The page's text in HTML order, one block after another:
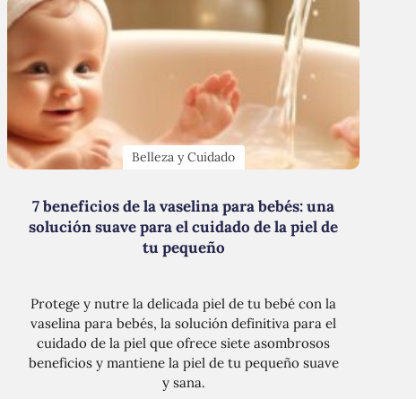
Belleza y Cuidado
7 beneficios de la vaselina para bebés: una
solución suave para el cuidado de la piel de
tu pequeño
Protege y nutre la delicada piel de tu bebé con la
vaselina para bebés, la solución definitiva para el
cuidado de la piel que ofrece siete asombrosos
beneficios y mantiene la piel de tu pequeño suave
y sana.